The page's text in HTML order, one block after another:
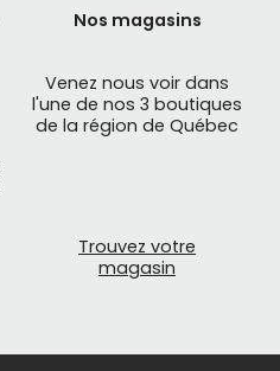
Nos magasins
Venez nous voir dans
l'une de nos 3 boutiques
de la région de Québec
Trouvez votre
magasin